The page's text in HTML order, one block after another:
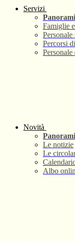
Servizi
Famiglie
Personale
Percorsi
Personale
Novità
Le notizie
Le
Albo